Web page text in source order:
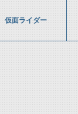
仮面ライダー